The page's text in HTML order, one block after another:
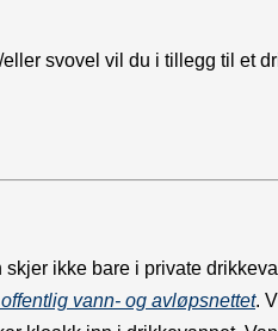
svovel vil du i tillegg til et
ikke bare i private
vann- og avløpsnettet.